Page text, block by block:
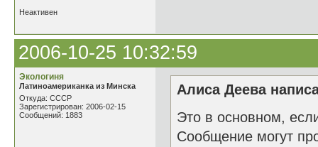
Неактивен
2006-10-25 10:32:59
Экологиня
Латиноамериканка из Минска
Откуда: СССР
Зарегистрирован: 2006-02-15
Сообщений: 1883
Алиса Деева
Это в основном,
Сообщение могут